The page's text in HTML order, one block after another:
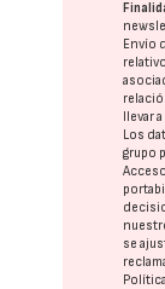
Envío
llevar
Los
grupo
se